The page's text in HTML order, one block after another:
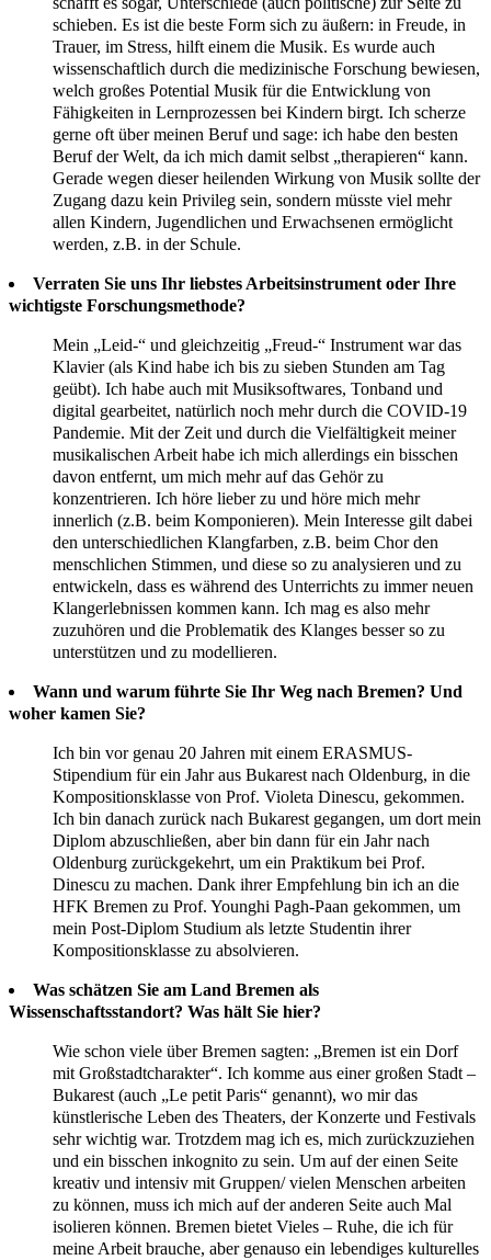
schieben. Es ist die beste Form sich zu äußern: in Freude, in
Trauer, im Stress, hilft einem die Musik. Es wurde auch
wissenschaftlich durch die medizinische Forschung bewiesen,
welch großes Potential Musik für die Entwicklung von
Fähigkeiten in Lernprozessen bei Kindern birgt. Ich scherze
gerne oft über meinen Beruf und sage: ich habe den besten
Beruf der Welt, da ich mich damit selbst „therapieren“ kann.
Gerade wegen dieser heilenden Wirkung von Musik sollte der
Zugang dazu kein Privileg sein, sondern müsste viel mehr
allen Kindern, Jugendlichen und Erwachsenen ermöglicht
werden, z.B. in der Schule.
Verraten Sie uns Ihr liebstes Arbeitsinstrument oder Ihre
wichtigste Forschungsmethode?
Mein „Leid-“ und gleichzeitig „Freud-“ Instrument war das
Klavier (als Kind habe ich bis zu sieben Stunden am Tag
geübt). Ich habe auch mit Musiksoftwares, Tonband und
digital gearbeitet, natürlich noch mehr durch die COVID-19
Pandemie. Mit der Zeit und durch die Vielfältigkeit meiner
musikalischen Arbeit habe ich mich allerdings ein bisschen
davon entfernt, um mich mehr auf das Gehör zu
konzentrieren. Ich höre lieber zu und höre mich mehr
innerlich (z.B. beim Komponieren). Mein Interesse gilt dabei
den unterschiedlichen Klangfarben, z.B. beim Chor den
menschlichen Stimmen, und diese so zu analysieren und zu
entwickeln, dass es während des Unterrichts zu immer neuen
Klangerlebnissen kommen kann. Ich mag es also mehr
zuzuhören und die Problematik des Klanges besser so zu
unterstützen und zu modellieren.
Wann und warum führte Sie Ihr Weg nach Bremen? Und
woher kamen Sie?
Ich bin vor genau 20 Jahren mit einem ERASMUS-
Stipendium für ein Jahr aus Bukarest nach Oldenburg, in die
Kompositionsklasse von Prof. Violeta Dinescu, gekommen.
Ich bin danach zurück nach Bukarest gegangen, um dort mein
Diplom abzuschließen, aber bin dann für ein Jahr nach
Oldenburg zurückgekehrt, um ein Praktikum bei Prof.
Dinescu zu machen. Dank ihrer Empfehlung bin ich an die
HFK Bremen zu Prof. Younghi Pagh-Paan gekommen, um
mein Post-Diplom Studium als letzte Studentin ihrer
Kompositionsklasse zu absolvieren.
Was schätzen Sie am Land Bremen als
Wissenschaftsstandort? Was hält Sie hier?
Wie schon viele über Bremen sagten: „Bremen ist ein Dorf
mit Großstadtcharakter“. Ich komme aus einer großen Stadt –
Bukarest (auch „Le petit Paris“ genannt), wo mir das
künstlerische Leben des Theaters, der Konzerte und Festivals
sehr wichtig war. Trotzdem mag ich es, mich zurückzuziehen
und ein bisschen inkognito zu sein. Um auf der einen Seite
kreativ und intensiv mit Gruppen/ vielen Menschen arbeiten
zu können, muss ich mich auf der anderen Seite auch Mal
isolieren können. Bremen bietet Vieles – Ruhe, die ich für
meine Arbeit brauche, aber genauso ein lebendiges kulturelles